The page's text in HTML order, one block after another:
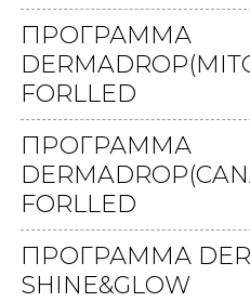
ПРОГРАММА
FORLLED
ПРОГРАММА
FORLLED
ПРОГРАММА
SHINE&GLOW